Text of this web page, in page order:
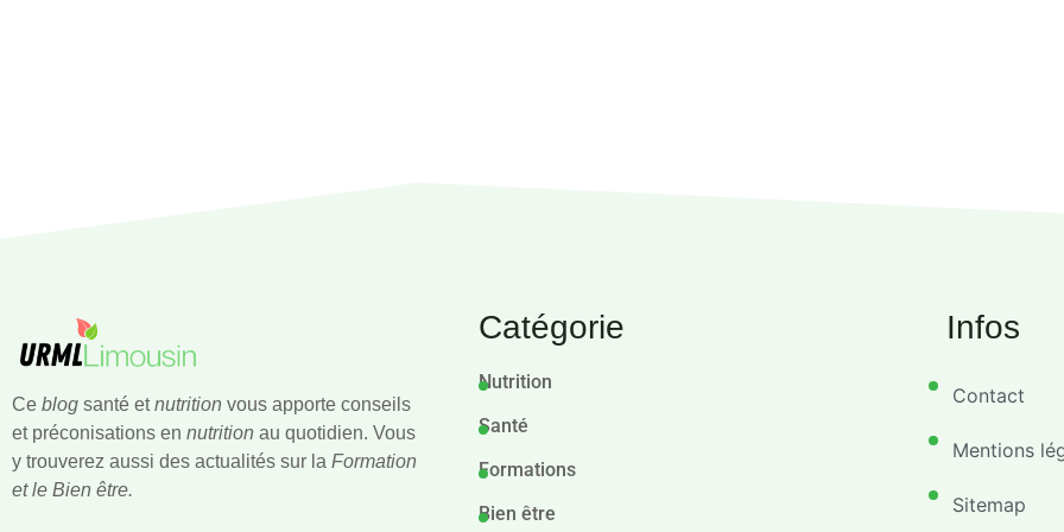
Ce blog santé etnutrition vous apporte conseils
et préconisations en nutrition au quotidien. Vous
y trouverez aussi des actualités sur la Formation
et le Bien être.
Catégorie
Nutrition
Santé
Formations
Bien être
Infos
Contact
Mentions
Sitemap